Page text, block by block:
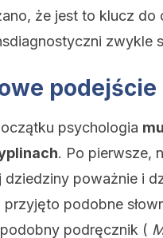
że jest to klucz do
zwykle
psychologia
. Po pierwsze,
dziedziny poważnie i
podobne
podręcznik (